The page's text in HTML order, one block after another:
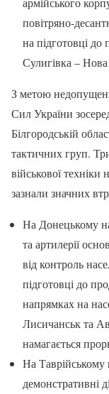
повітряно-
на підготовці
Сулигівка –
З метою
Сил України
Білгородській
тактичних груп.
військової
зазнали значних
На Донецькому
та артилерії
від контроль
підготовці до
напрямках на
Лисичанськ та
намагається
На
демонстративні